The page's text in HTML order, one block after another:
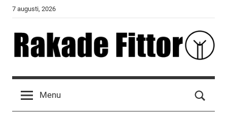
Skip
content
7 augusti, 2026
Rakade
Fittor
Menu